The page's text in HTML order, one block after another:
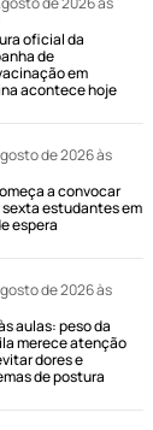
oficial da
de
em
acontece hoje
de 2026 às
a convocar
estudantes em
espera
de 2026 às
aulas: peso da
merece atenção
dores e
de postura